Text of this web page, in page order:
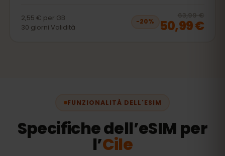
2,55 € per GB
30 giorni Validità
−20%
63,99 €
50,99 €
FUNZIONALITÀ DELL'ESIM
Specifiche dell’eSIM per
l’Cile